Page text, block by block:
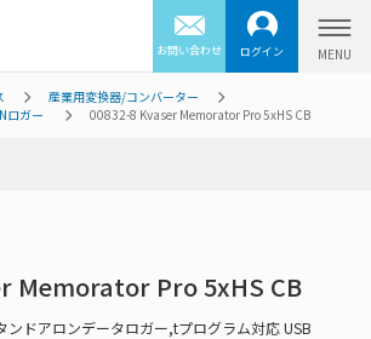
お問い合わせ ログイン
産業用変換器/コンバーター
ロガー 00832-8 Kvaser Memorator Pro 5xHS CB
Memorator Pro 5xHS CB
ンドアロンデータロガー,tプログラム対応 USB